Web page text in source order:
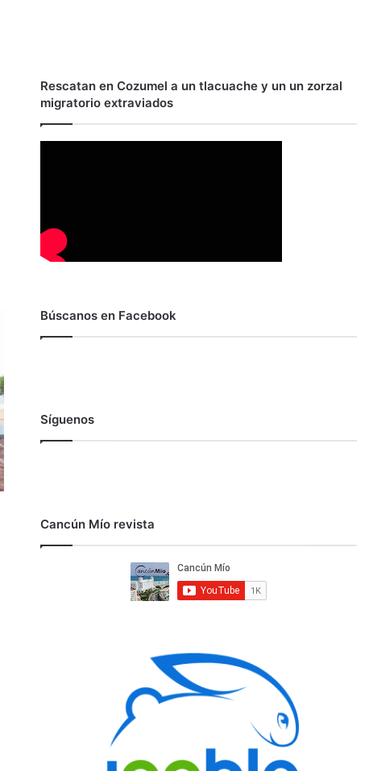
Rescatan en Cozumel a un tlacuache y un un zorzal
migratorio extraviados
Búscanos en Facebook
Síguenos
Cancún Mío revista